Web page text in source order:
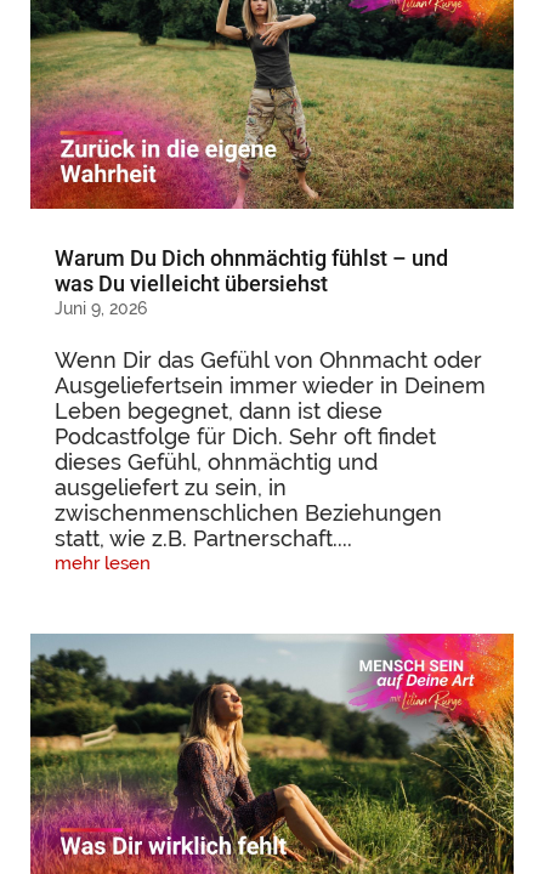
Warum Du Dich ohnmächtig fühlst – und
was Du vielleicht übersiehst
Juni 9, 2026
Wenn Dir das Gefühl von Ohnmacht oder
Ausgeliefertsein immer wieder in Deinem
Leben begegnet, dann ist diese
Podcastfolge für Dich. Sehr oft findet
dieses Gefühl, ohnmächtig und
ausgeliefert zu sein, in
zwischenmenschlichen Beziehungen
statt, wie z.B. Partnerschaft....
mehr lesen